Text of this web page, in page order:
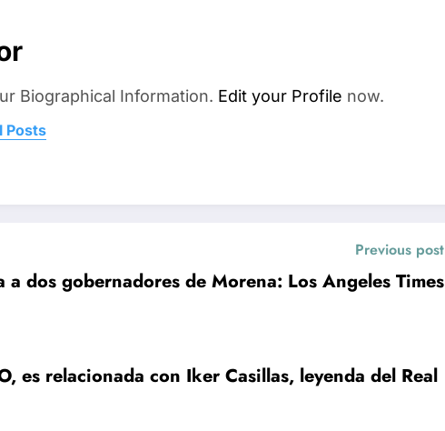
Biographical Information. Edit your Profile now.
Posts
Previous post
a dos gobernadores de Morena: Los Angeles Times
es relacionada con Iker Casillas, leyenda del Real